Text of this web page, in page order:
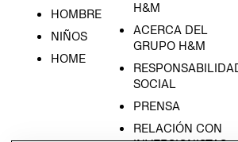
HOMBRE
NIÑOS
HOME
H&M
ACERCA DEL
GRUPO H&M
SOCIAL
PRENSA
RELACIÓN CON